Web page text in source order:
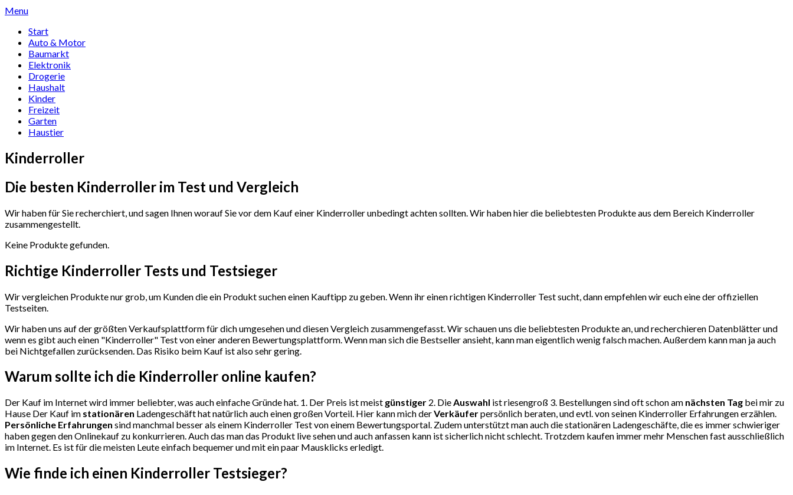
Skip
content
Menu
Start
Auto & Motor
Baumarkt
Elektronik
Drogerie
Haushalt
Kinder
Freizeit
Garten
Haustier
Kinderroller
Die besten Kinderroller im Test und Vergleich
Wir haben für Sie recherchiert, und sagen Ihnen worauf Sie vor dem Kauf einer Kinderroller unbedingt achten sollten. Wir haben hier die beliebtesten Produkte aus dem Bereich Kinderroller
zusammengestellt.
Keine Produkte gefunden.
Richtige Kinderroller Tests und Testsieger
Wir vergleichen Produkte nur grob, um Kunden die ein Produkt suchen einen Kauftipp zu geben. Wenn ihr einen richtigen Kinderroller Test sucht, dann empfehlen wir euch eine der offiziellen
Testseiten.
Wir haben uns auf der größten Verkaufsplattform für dich umgesehen und diesen Vergleich zusammengefasst. Wir schauen uns die beliebtesten Produkte an, und recherchieren Datenblätter und
wenn es gibt auch einen "Kinderroller" Testvon einer anderen Bewertungsplattform. Wenn man sich die Bestseller ansieht, kann man eigentlich wenig falsch machen. Außerdem kann man ja auch
bei Nichtgefallen zurücksenden. Das Risiko beim Kauf ist also sehr gering.
Warum sollte ich die Kinderroller online kaufen?
Der Kauf im Internet wird immer beliebter, was auch einfache Gründe hat. 1. Der Preis ist meist günstiger 2. DieAuswahl ist riesengroß 3. Bestellungen sind oft schon am nächsten Tag bei mir zu
Hause Der Kauf im stationären Ladengeschäft hat natürlich auch einen großen Vorteil. Hier kann mich derVerkäuferpersönlich beraten, und evtl. von seinen Kinderroller Erfahrungen erzählen.
Persönliche Erfahrungen sind manchmal besser als einem Kinderroller Test von einem Bewertungsportal. Zudem unterstützt man auch die stationären Ladengeschäfte, die es immer schwieriger
haben gegen den Onlinekauf zu konkurrieren. Auch das man das Produkt live sehen und auch anfassen kann ist sicherlich nicht schlecht. Trotzdem kaufen immer mehr Menschen fast ausschließlich
im Internet. Es ist für die meisten Leute einfach bequemer und mit ein paar Mausklicks erledigt.
Wie finde ich einen Kinderroller Testsieger?